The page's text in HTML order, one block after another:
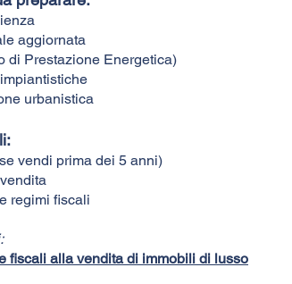
aggiornata
di Prestazione Energetica)
urbanistica
vendi prima dei 5 anni)
regimi fiscali
fiscali alla vendita di immobili di lusso